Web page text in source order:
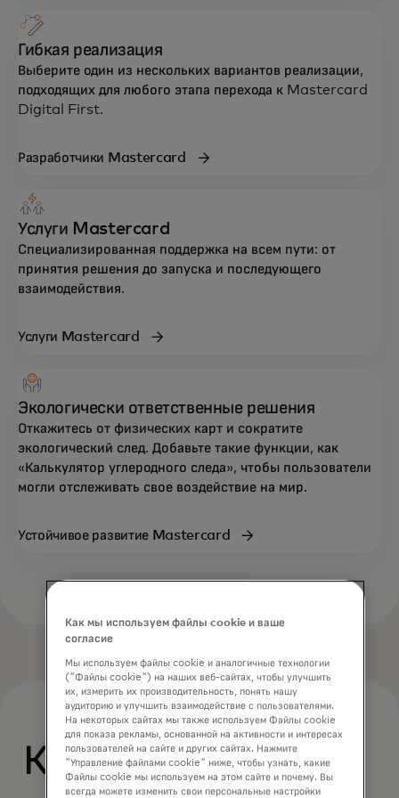
Гибкая реализация
Выберите один из нескольких вариантов реализации,
подходящих для любого этапа перехода к Mastercard
Digital First.
Разработчики Mastercard
Услуги Mastercard
Специализированная поддержка на всем пути: от
принятия решения до запуска и последующего
взаимодействия.
Услуги Mastercard
Экологически ответственные решения
Откажитесь от физических карт и сократите
экологический след. Добавьте такие функции, как
«Калькулятор углеродного следа», чтобы пользователи
могли отслеживать свое воздействие на мир.
Устойчивое развитие Mastercard
Как это работает
Как мы используем файлы cookie и ваше
согласие
Мы используем файлы cookie и аналогичные технологии
("Файлы cookie") на наших веб-сайтах, чтобы улучшить
их, измерить их производительность, понять нашу
аудиторию и улучшить взаимодействие с пользователями.
На некоторых сайтах мы также используем Файлы cookie
для показа рекламы, основанной на активности и интересах
пользователей на сайте и других сайтах. Нажмите
"Управление файлами cookie" ниже, чтобы узнать, какие
Файлы cookie мы используем на этом сайте и почему. Вы
всегда можете изменить свои персональные настройки